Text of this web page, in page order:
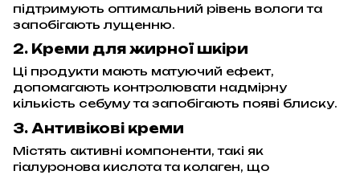
підтримують оптимальний рівень вологи та
запобігають лущенню.
2. Креми для жирної шкіри
Ці продукти мають матуючий ефект,
допомагають контролювати надмірну
кількість себуму та запобігають появі блиску.
3. Антивікові креми
Містять активні компоненти, такі як
гіалуронова кислота та колаген, що